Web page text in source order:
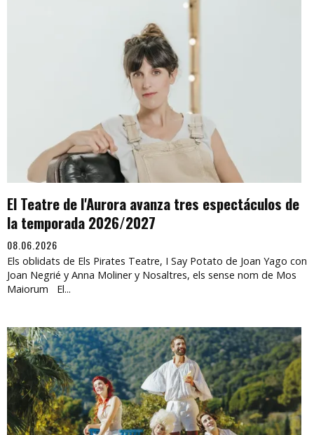
El Teatre de l'Aurora avanza tres espectáculos de
la temporada 2026/2027
08.06.2026
Els oblidats de Els Pirates Teatre, I Say Potato de Joan Yago con
Joan Negrié y Anna Moliner y Nosaltres, els sense nom de Mos
Maiorum El...